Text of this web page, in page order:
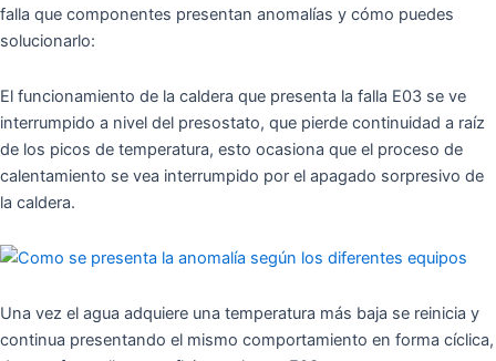
falla que componentes presentan anomalías y cómo puedes
solucionarlo:
El funcionamiento de la caldera que presenta la falla E03 se ve
interrumpido a nivel del presostato, que pierde continuidad a raíz
de los picos de temperatura, esto ocasiona que el proceso de
calentamiento se vea interrumpido por el apagado sorpresivo de
la caldera.
Una vez el agua adquiere una temperatura más baja se reinicia y
continua presentando el mismo comportamiento en forma cíclica,